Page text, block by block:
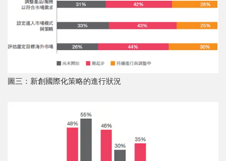
圖三：新創國際化策略的進行狀況